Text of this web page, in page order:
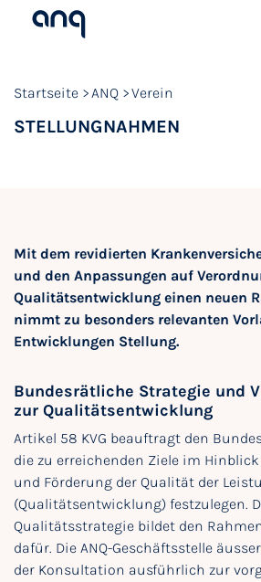
Startseite ANQ Verein
STELLUNGNAHMEN
Mit dem revidierten
und den Anpassungen auf
Qualitätsentwicklung einen neuen
nimmt zu besonders relevanten
Entwicklungen Stellung.
Bundesrätliche Strategie und
zur Qualitätsentwicklung
Artikel 58 KVG beauftragt den
die zu erreichenden Ziele im
und Förderung der Qualität der
(Qualitätsentwicklung) festzulegen.
Qualitätsstrategie bildet den
dafür. Die ANQ-Geschäftsstelle
der Konsultation ausführlich zur